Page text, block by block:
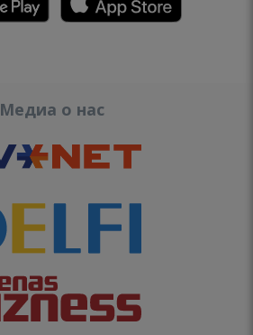
Медиа о нас